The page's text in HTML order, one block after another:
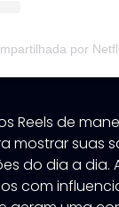
Reels de
mostrar suas
do dia a dia.
com